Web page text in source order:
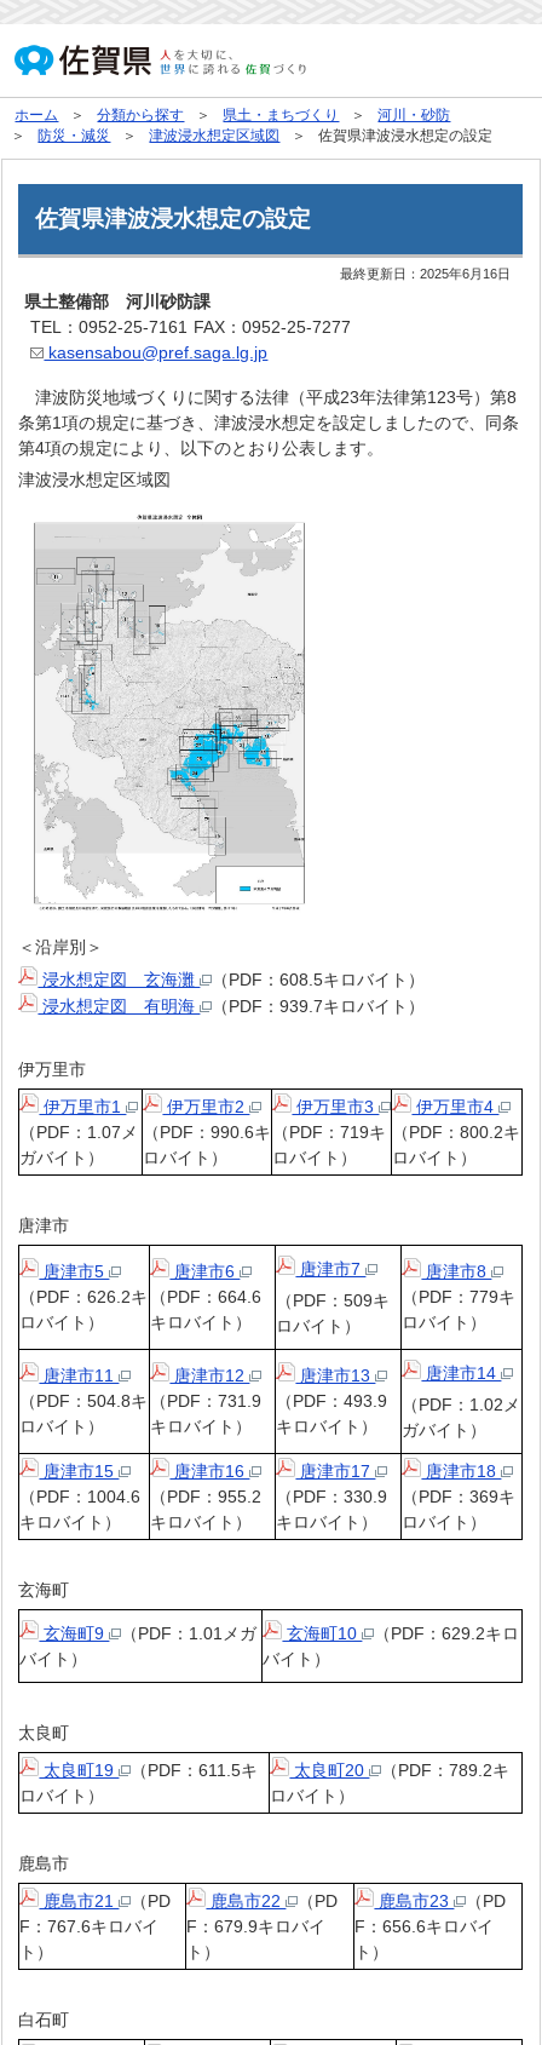
ホーム 分類から探す 県土・まちづくり
河川・砂防
防災・減災
津波浸水想定区域図 佐賀県津波浸水想定の設定
佐賀県津波浸水想定の設定
最終更新日：2025年6月16日
県土整備部 河川砂防課
TEL：0952-25-7161 FAX：0952-25-7277
kasensabou@pref.saga.lg.jp
津波防災地域づくりに関する法律（平成23年法律第123号）第8
条第1項の規定に基づき、津波浸水想定を設定しましたので、同条
第4項の規定により、以下のとおり公表します。
津波浸水想定区域図
＜沿岸別＞
浸水想定図 玄海灘
（PDF：608.5キロバイト）
浸水想定図 有明海
（PDF：939.7キロバイト）
伊万里市
伊万里市1
（PDF：1.07メ
ガバイト）
伊万里市2
（PDF：990.6キ
ロバイト）
伊万里市3
（PDF：719キ
ロバイト）
伊万里市4
（PDF：800.2キ
ロバイト）
唐津市
唐津市5
（PDF：626.2キ
ロバイト）
唐津市6
（PDF：664.6
キロバイト）
唐津市7
（PDF：509キ
ロバイト）
唐津市8
（PDF：779キ
ロバイト）
唐津市11
（PDF：504.8キ
ロバイト）
唐津市12
（PDF：731.9
キロバイト）
唐津市13
（PDF：493.9
キロバイト）
唐津市14
（PDF：1.02メ
ガバイト）
唐津市15
（PDF：1004.6
キロバイト）
唐津市16
（PDF：955.2
キロバイト）
唐津市17
（PDF：330.9
キロバイト）
唐津市18
（PDF：369キ
ロバイト）
玄海町
玄海町9
（PDF：1.01メガ
バイト）
玄海町10
（PDF：629.2キロ
バイト）
太良町
太良町19
（PDF：611.5キ
ロバイト）
太良町20
（PDF：789.2キ
ロバイト）
鹿島市
鹿島市21
（PD
F：767.6キロバイ
ト）
鹿島市22
（PD
F：679.9キロバイ
ト）
鹿島市23
（PD
F：656.6キロバイ
ト）
白石町